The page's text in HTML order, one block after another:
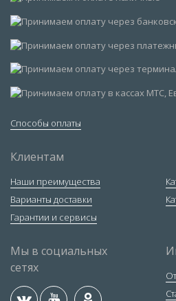
Способы оплаты
Клиентам
Наши преимущества
Варианты доставки
Гарантии и сервисы
Мы в социальных
сетях